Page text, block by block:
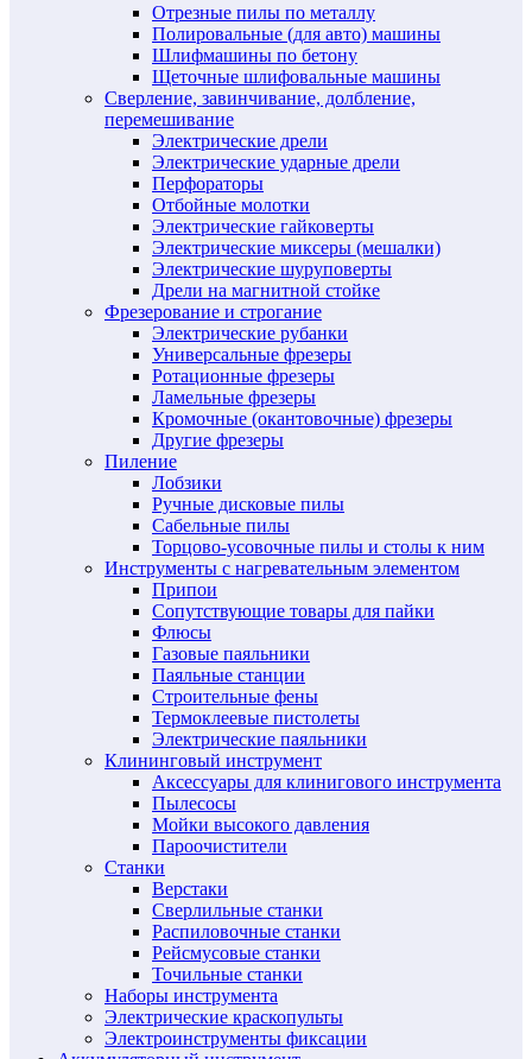
Отрезные пилы по металлу
Полировальные (для авто) машины
Шлифмашины по бетону
Щеточные шлифовальные машины
Сверление, завинчивание, долбление,
перемешивание
Электрические дрели
Электрические ударные дрели
Перфораторы
Отбойные молотки
Электрические гайковерты
Электрические миксеры (мешалки)
Электрические шуруповерты
Дрели на магнитной стойке
Фрезерование и строгание
Электрические рубанки
Универсальные фрезеры
Ротационные фрезеры
Ламельные фрезеры
Кромочные (окантовочные) фрезеры
Другие фрезеры
Пиление
Лобзики
Ручные дисковые пилы
Сабельные пилы
Торцово-усовочные пилы и столы к ним
Инструменты с нагревательным элементом
Припои
Сопутствующие товары для пайки
Флюсы
Газовые паяльники
Паяльные станции
Строительные фены
Термоклеевые пистолеты
Электрические паяльники
Клининговый инструмент
Аксессуары для клинигового инструмента
Пылесосы
Мойки высокого давления
Пароочистители
Станки
Верстаки
Сверлильные станки
Распиловочные станки
Рейсмусовые станки
Точильные станки
Наборы инструмента
Электрические краскопульты
Электроинструменты фиксации